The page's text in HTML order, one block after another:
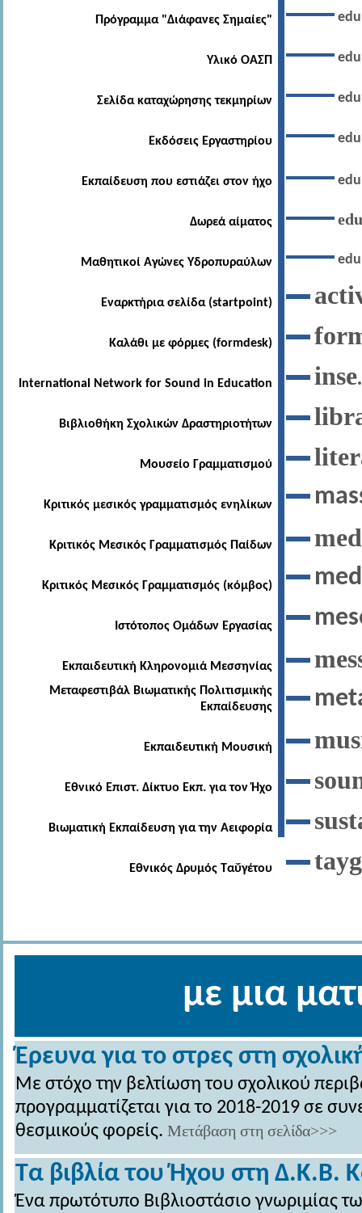
Πρόγραμμα "Διάφανες Σημαίες"
Υλικό ΟΑΣΠ
Σελίδα καταχώρησης τεκμηρίων
Εκδόσεις Εργαστηρίου
Εκπαίδευση που εστιάζει στον ήχο
Δωρεά αίματος
Μαθητικοί Αγώνες Υδροπυραύλων
Εναρκτήρια σελίδα (startpoint)
Καλάθι με φόρμες (formdesk)
International Network for Sound in Education
Βιβλιοθήκη Σχολικών Δραστηριοτήτων
Μουσείο Γραμματισμού
Κριτικός μεσικός γραμματισμός ενηλίκων
Κριτικός Μεσικός Γραμματισμός Παίδων
Κριτικός Μεσικός Γραμματισμός (κόμβος)
Ιστότοπος Ομάδων Εργασίας
Εκπαιδευτική Κληρονομιά Μεσσηνίας
Μεταφεστιβάλ Βιωματικής Πολιτισμικής
Εκπαίδευσης
Εκπαιδευτική Μουσική
Εθνικό Επιστ. Δίκτυο Εκπ. για τον Ήχο
Βιωματική Εκπαίδευση για την Αειφορία
Εθνικός Δρυμός Ταΰγέτου
inse
με μια
Έρευνα για το στρες στη
Με στόχο την βελτίωση του σχολικού
προγραμματίζεται για το 2018-2019 σε
θεσμικούς φορείς. Μετάβαση στη σελίδα>>>
Τα βιβλία του Ήχου στη Δ.Κ.Β.
Ένα πρωτότυπο Βιβλιοστάσιο γνωριμίας